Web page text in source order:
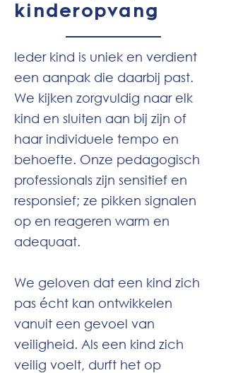
kinderopvang
Ieder kind is uniek en verdient
een aanpak die daarbij past.
We kijken zorgvuldig naar elk
kind en sluiten aan bij zijn of
haar individuele tempo en
behoefte. Onze pedagogisch
professionals zijn sensitief en
responsief; ze pikken signalen
op en reageren warm en
adequaat.
We geloven dat een kind zich
pas écht kan ontwikkelen
vanuit een gevoel van
veiligheid. Als een kind zich
veilig voelt, durft het op